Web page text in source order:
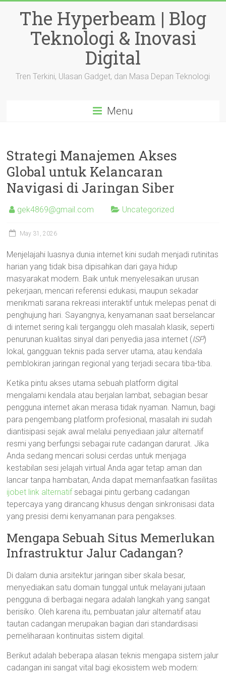
contentThe Hyperbeam | Blog
Teknologi & Inovasi
Digital
Tren Terkini, Ulasan Gadget, dan Masa Depan Teknologi
Menu
Strategi Manajemen Akses
Global untuk Kelancaran
Navigasi di Jaringan Siber
gek4869@gmail.com Uncategorized
May 31, 2026
Menjelajahi luasnya dunia internet kini sudah menjadi rutinitas
harian yang tidak bisa dipisahkan dari gaya hidup
masyarakat modern. Baik untuk menyelesaikan urusan
pekerjaan, mencari referensi edukasi, maupun sekadar
menikmati sarana rekreasi interaktif untuk melepas penat di
penghujung hari. Sayangnya, kenyamanan saat berselancar
di internet sering kali terganggu oleh masalah klasik, seperti
penurunan kualitas sinyal dari penyedia jasa internet (ISP)
lokal, gangguan teknis pada server utama, atau kendala
pemblokiran jaringan regional yang terjadi secara tiba-tiba.
Ketika pintu akses utama sebuah platform digital
mengalami kendala atau berjalan lambat, sebagian besar
pengguna internet akan merasa tidak nyaman. Namun, bagi
para pengembang platform profesional, masalah ini sudah
diantisipasi sejak awal melalui penyediaan jalur alternatif
resmi yang berfungsi sebagai rute cadangan darurat. Jika
Anda sedang mencari solusi cerdas untuk menjaga
kestabilan sesi jelajah virtual Anda agar tetap aman dan
lancar tanpa hambatan, Anda dapat memanfaatkan fasilitas
ijobet link alternatifsebagai pintu gerbang cadangan
tepercaya yang dirancang khusus dengan sinkronisasi data
yang presisi demi kenyamanan para pengakses.
Mengapa Sebuah Situs Memerlukan
Infrastruktur Jalur Cadangan?
Di dalam dunia arsitektur jaringan siber skala besar,
menyediakan satu domain tunggal untuk melayani jutaan
pengguna di berbagai negara adalah langkah yang sangat
berisiko. Oleh karena itu, pembuatan jalur alternatif atau
tautan cadangan merupakan bagian dari standardisasi
pemeliharaan kontinuitas sistem digital.
Berikut adalah beberapa alasan teknis mengapa sistem jalur
cadangan ini sangat vital bagi ekosistem web modern: